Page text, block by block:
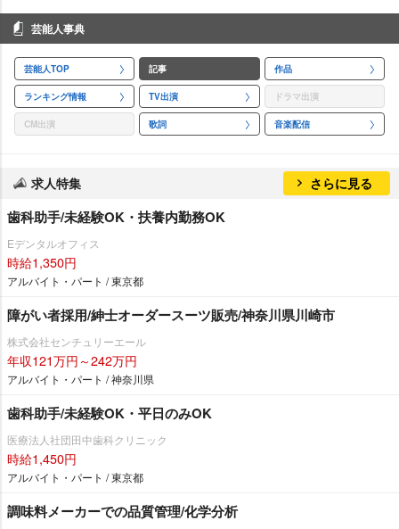
芸能人事典
芸能人TOP 記事 作品
ランキング情報 TV出演 ドラマ出演
CM出演 歌詞 音楽配信
求人特集 さらに見る
歯科助手/未経験OK・扶養内勤務OK
Eデンタルオフィス
時給1,350円
アルバイト・パート / 東京都
障がい者採用/紳士オーダースーツ販売/神奈川県川崎市
株式会社センチュリーエール
年収121万円～242万円
アルバイト・パート / 神奈川県
歯科助手/未経験OK・平日のみOK
医療法人社団田中歯科クリニック
時給1,450円
アルバイト・パート / 東京都
調味料メーカーでの品質管理/化学分析